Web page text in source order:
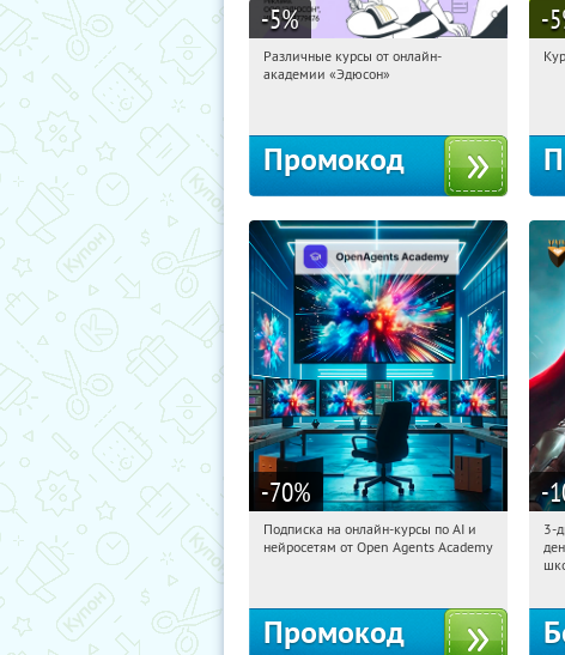
-5%
11:01:10 Получили:
Различные курсы от онлайн-
академии «Эдюсон»
Промокод
-5
-70%
11:01:10 Получили:
Подписка на онлайн-курсы по AI и
нейросетям от Open Agents Academy
Промокод
-
3-